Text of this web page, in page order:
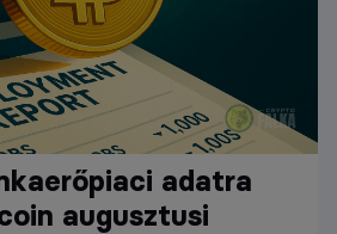
adatra
augusztusi